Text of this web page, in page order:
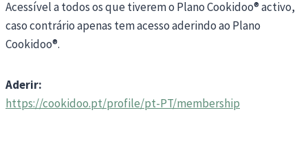
Acessível a todos os que tiverem o Plano Cookidoo® activo,
caso contrário apenas tem acesso aderindo ao Plano
Cookidoo®.
Aderir:
https://cookidoo.pt/profile/pt-PT/membership